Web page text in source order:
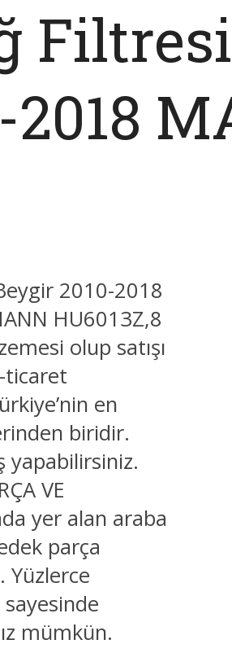
2010-2018
HU6013Z,8
olup satışı
ticaret
en
biridir.
yapabilirsiniz.
VE
yer alan araba
parça
Yüzlerce
mümkün.